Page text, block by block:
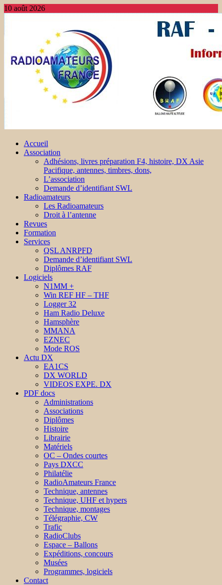
10 août 2026
Accueil
Association
Adhésions, livres préparation F4, histoire, DX Asie
Pacifique, antennes, timbres, dons,
L’association
Demande d’identifiant SWL
Radioamateurs
Les Radioamateurs
Droit à l’antenne
Revues
Formation
Services
QSL ANRPFD
Demande d’identifiant SWL
Diplômes RAF
Logiciels
N1MM +
Win REF HF – THF
Logger 32
Ham Radio Deluxe
Hamsphère
MMANA
EZNEC
Mode ROS
Actu DX
EA1CS
DX WORLD
VIDEOS EXPE. DX
PDF docs
Administrations
Associations
Diplômes
Histoire
Librairie
Matériels
OC – Ondes courtes
Pays DXCC
Philatélie
RadioAmateurs France
Technique, antennes
Technique, UHF et hypers
Technique, montages
Télégraphie, CW
Trafic
RadioClubs
Espace – Ballons
Expéditions, concours
Musées
Programmes, logiciels
Contact